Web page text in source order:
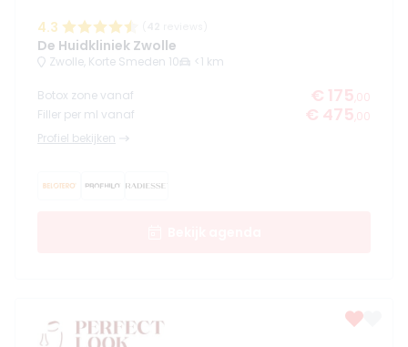
4.3
De Huidkliniek Zwolle
Zwolle, Korte Smeden 10 <1 km
Botox zone vanaf € 175 ,00
Filler per ml vanaf
€ 475 ,00
Profiel bekijken